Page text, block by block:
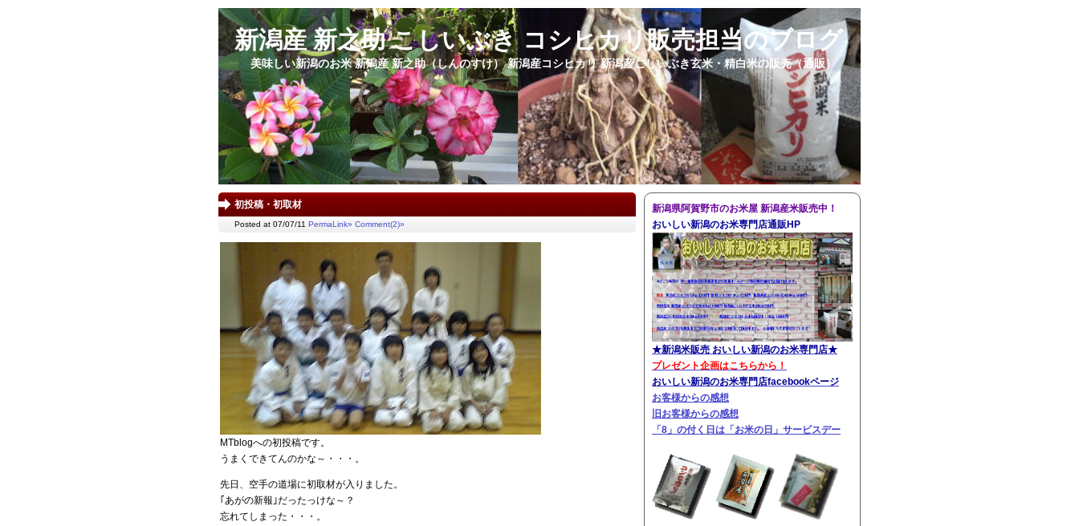
新潟産 新之助 こしいぶき コシヒカリ販売担当のブログ
美味しい新潟のお米 新潟産 新之助（しんのすけ） 新潟産コシヒカリ 新潟産こしいぶき玄米・精白米の販売（通販）
初投稿・初取材
Posted at 07/07/11 PermaLink» Comment(2)»
MTblogへの初投稿です。
うまくできてんのかな～・・・。
先日、空手の道場に初取材が入りました。
｢あがの新報｣だったっけな～？
忘れてしまった・・・。
新潟県阿賀野市のお米屋 新潟産米販売中！
おいしい新潟のお米専門店通販HP
★新潟米販売 おいしい新潟のお米専門店★
プレゼント企画はこちらから！
おいしい新潟のお米専門店facebookページ
お客様からの感想
旧お客様からの感想
「8」の付く日は「お米の日」サービスデー